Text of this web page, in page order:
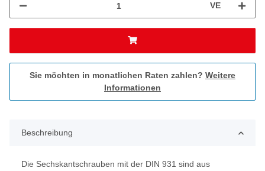
VE
Sie möchten in monatlichen Raten zahlen? Weitere
Informationen
Beschreibung
Die Sechskantschrauben mit der DIN 931 sind aus